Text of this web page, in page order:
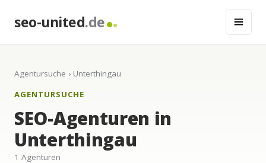
seo-united.de
Agentursuche › Unterthingau
AGENTURSUCHE
SEO-Agenturen in
Unterthingau
1 Agenturen